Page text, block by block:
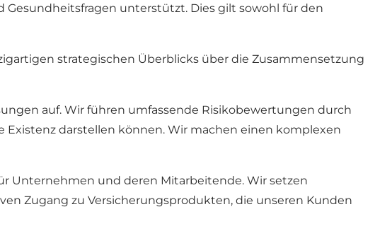
unterstützt. Dies gilt sowohl für den
strategischen Überblicks über die Zusammensetzung
auf. Wir führen umfassende Risikobewertungen durch
darstellen können. Wir machen einen komplexen
Unternehmen und deren Mitarbeitende. Wir setzen
Zugang zu Versicherungsprodukten, die unseren Kunden